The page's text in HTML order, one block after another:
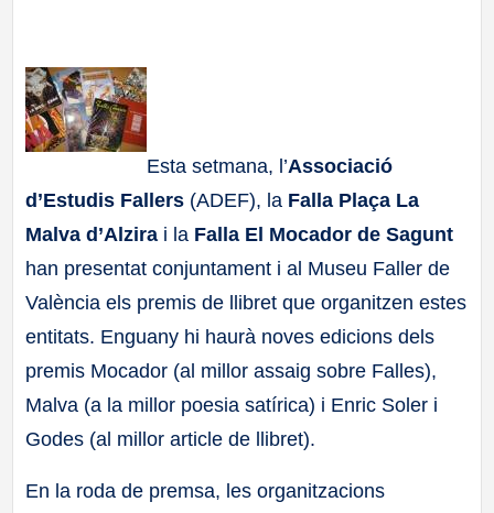
Esta setmana, l’Associació
d’Estudis Fallers (ADEF), la Falla Plaça La
Malva d’Alzira i la Falla El Mocador de Sagunt
han presentat conjuntament i al Museu Faller de
València els premis de llibret que organitzen estes
entitats. Enguany hi haurà noves edicions dels
premis Mocador (al millor assaig sobre Falles),
Malva (a la millor poesia satírica) i Enric Soler i
Godes (al millor article de llibret).
En la roda de premsa, les organitzacions